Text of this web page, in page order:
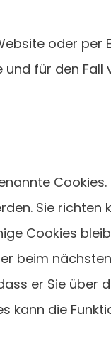
oder
für den
Sie richten
Cookies
beim
er Sie über
kann die